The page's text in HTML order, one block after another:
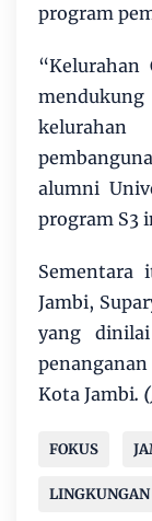
program
kelurahan
alumni
program S3
Sementara
Jambi,
yang
Kota Jambi.
FOKUS
LINGKUNGAN